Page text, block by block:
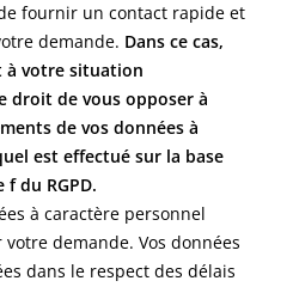
fournir un contact rapide et
demande. Dans ce cas,
à votre situation
droit de vous opposer à
de vos données à
est effectué sur la base
du RGPD.
à caractère personnel
demande. Vos données
dans le respect des délais